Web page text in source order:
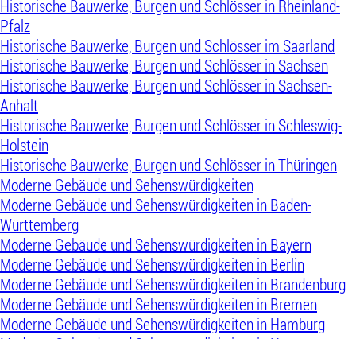
Historische Bauwerke, Burgen und Schlösser in Rheinland-
Pfalz
Historische Bauwerke, Burgen und Schlösser im Saarland
Historische Bauwerke, Burgen und Schlösser in Sachsen
Historische Bauwerke, Burgen und Schlösser in Sachsen-
Anhalt
Historische Bauwerke, Burgen und Schlösser in Schleswig-
Holstein
Historische Bauwerke, Burgen und Schlösser in Thüringen
Moderne Gebäude und Sehenswürdigkeiten
Moderne Gebäude und Sehenswürdigkeiten in Baden-
Württemberg
Moderne Gebäude und Sehenswürdigkeiten in Bayern
Moderne Gebäude und Sehenswürdigkeiten in Berlin
Moderne Gebäude und Sehenswürdigkeiten in Brandenburg
Moderne Gebäude und Sehenswürdigkeiten in Bremen
Moderne Gebäude und Sehenswürdigkeiten in Hamburg